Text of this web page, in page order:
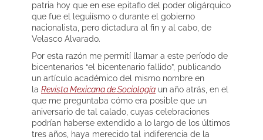
patria hoy que en ese epitafio del poder oligárquico
que fue el leguiísmo o durante el gobierno
nacionalista, pero dictadura al fin y al cabo, de
Velasco Alvarado.
Por esta razón me permití llamar a este período de
bicentenarios “el bicentenario fallido”, publicando
un artículo académico del mismo nombre en
la Revista Mexicana de Sociología un año atrás, en el
que me preguntaba cómo era posible que un
aniversario de tal calado, cuyas celebraciones
podrían haberse extendido a lo largo de los últimos
tres años, haya merecido tal indiferencia de la